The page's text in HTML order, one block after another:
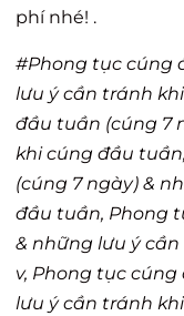
phí nhé! .
#Phong tục cúng
lưu ý cần tránh
đầu tuần (cúng 7
khi cúng đầu
(cúng 7 ngày) &
đầu tuần, Phong
& những lưu ý
v, Phong tục
lưu ý cần tránh